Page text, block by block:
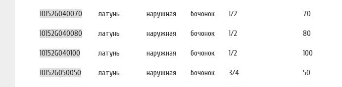
10152G040070 латунь наружная бочонок 1/2 70
10152G040080 латунь наружная бочонок 1/2 80
10152G040100 латунь наружная бочонок 1/2 100
10152G050050 латунь наружная бочонок 3/4 50